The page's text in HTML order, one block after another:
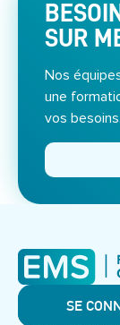
SUR
Nos
une
vos besoins.
SE